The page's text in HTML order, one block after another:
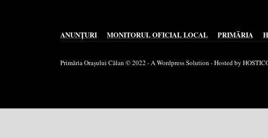
ANUNȚURI MONITORUL OFICIAL LOCAL PRIMĂRIA
Primăria Orașului Călan © 2022 - A Wordpress Solution - Hosted by